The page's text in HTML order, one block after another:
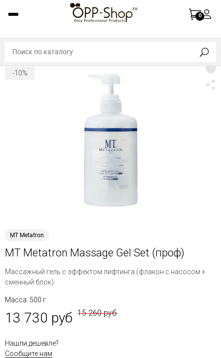
0
-10%
MT Metatron
MT Metatron Massage Gel Set (проф)
Массажный гель с эффектом лифтинга (флакон с насосом +
сменный блок)
Масса: 500 г
13 730 руб 15 260 руб
Нашли дешевле?
Сообщите нам